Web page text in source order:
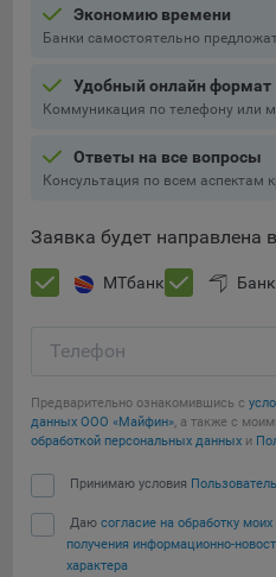
пользователя или выбора
повторных прохождений
пользователей с сайтом.
контента. Данные файлы
выборе пользователя на
выбранном пользователем
настраивать сайт.
Яндекс.Метрика, Google
использовал сайты, и
улучшения.
сайта Общества посещаются
выявлять трудности,
сайта, а также позволяют
рекламы. Благодаря этому у
Сохранить
Сохранить
Экономию времени
Банки самостоятельно
Удобный онлайн формат
Коммуникация по телефону или
Ответы на все вопросы
Консультация по всем аспектам
Заявка будет направлена
МТбанк
Телефон
Предварительно ознакомившись с
данных ООО «Майфин», а также с
обработкой персональных данных и
Принимаю условия
Даю согласие на обработку
получения информационно-
характера